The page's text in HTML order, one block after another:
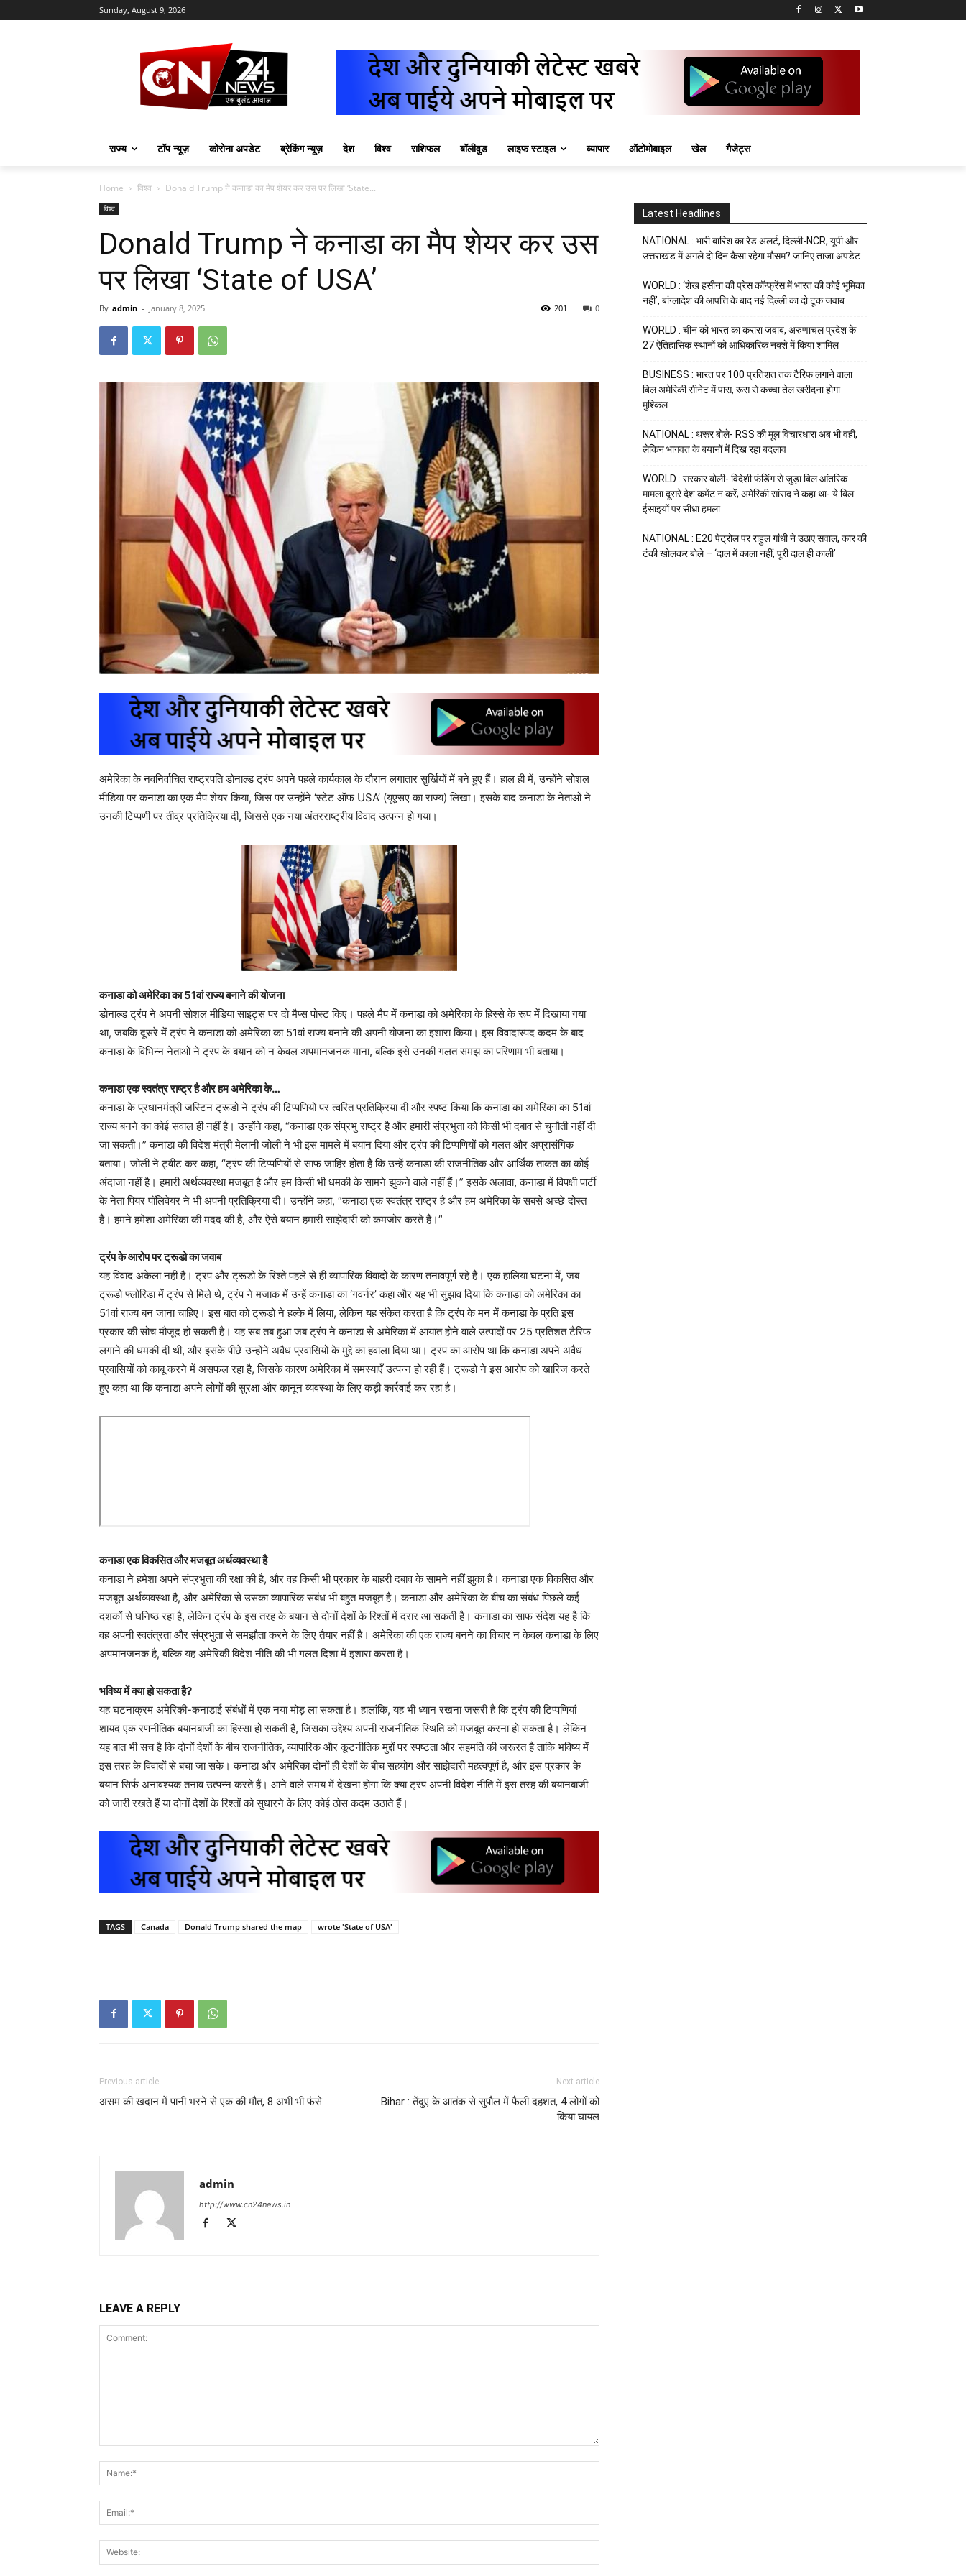
Sunday, August 9, 2026
राज्य टॉप न्यूज़ कोरोना अपडेट ब्रेकिंग न्यूज़ देश विश्व राशिफल बॉलीवुड लाइफ स्टाइल व्यापार ऑटोमोबाइल खेल गैजेट्स
Home विश्व Donald Trump ने कनाडा का मैप शेयर कर उस पर लिखा ‘State...
विश्व
Donald Trump ने कनाडा का मैप शेयर कर उस
पर लिखा ‘State of USA’
By admin - January 8, 2025 0
201
अमेरिका के नवनिर्वाचित राष्ट्रपति डोनाल्ड ट्रंप अपने पहले कार्यकाल के दौरान लगातार सुर्खियों में बने हुए हैं। हाल ही में, उन्होंने सोशल
मीडिया पर कनाडा का एक मैप शेयर किया, जिस पर उन्होंने ‘स्टेट ऑफ USA’ (यूएसए का राज्य) लिखा। इसके बाद कनाडा के नेताओं ने
उनकी टिप्पणी पर तीव्र प्रतिक्रिया दी, जिससे एक नया अंतरराष्ट्रीय विवाद उत्पन्न हो गया।
कनाडा को अमेरिका का 51वां राज्य बनाने की योजना
डोनाल्ड ट्रंप ने अपनी सोशल मीडिया साइट्स पर दो मैप्स पोस्ट किए। पहले मैप में कनाडा को अमेरिका के हिस्से के रूप में दिखाया गया
था, जबकि दूसरे में ट्रंप ने कनाडा को अमेरिका का 51वां राज्य बनाने की अपनी योजना का इशारा किया। इस विवादास्पद कदम के बाद
कनाडा के विभिन्न नेताओं ने ट्रंप के बयान को न केवल अपमानजनक माना, बल्कि इसे उनकी गलत समझ का परिणाम भी बताया।
कनाडा एक स्वतंत्र राष्ट्र है और हम अमेरिका के…
कनाडा के प्रधानमंत्री जस्टिन ट्रूडो ने ट्रंप की टिप्पणियों पर त्वरित प्रतिक्रिया दी और स्पष्ट किया कि कनाडा का अमेरिका का 51वां
राज्य बनने का कोई सवाल ही नहीं है। उन्होंने कहा, “कनाडा एक संप्रभु राष्ट्र है और हमारी संप्रभुता को किसी भी दबाव से चुनौती नहीं दी
जा सकती।” कनाडा की विदेश मंत्री मेलानी जोली ने भी इस मामले में बयान दिया और ट्रंप की टिप्पणियों को गलत और अप्रासंगिक
बताया। जोली ने ट्वीट कर कहा, “ट्रंप की टिप्पणियों से साफ जाहिर होता है कि उन्हें कनाडा की राजनीतिक और आर्थिक ताकत का कोई
अंदाजा नहीं है। हमारी अर्थव्यवस्था मजबूत है और हम किसी भी धमकी के सामने झुकने वाले नहीं हैं।” इसके अलावा, कनाडा में विपक्षी पार्टी
के नेता पियर पॉलिवेयर ने भी अपनी प्रतिक्रिया दी। उन्होंने कहा, “कनाडा एक स्वतंत्र राष्ट्र है और हम अमेरिका के सबसे अच्छे दोस्त
हैं। हमने हमेशा अमेरिका की मदद की है, और ऐसे बयान हमारी साझेदारी को कमजोर करते हैं।”
ट्रंप के आरोप पर ट्रूडो का जवाब
यह विवाद अकेला नहीं है। ट्रंप और ट्रूडो के रिश्ते पहले से ही व्यापारिक विवादों के कारण तनावपूर्ण रहे हैं। एक हालिया घटना में, जब
ट्रूडो फ्लोरिडा में ट्रंप से मिले थे, ट्रंप ने मजाक में उन्हें कनाडा का ‘गवर्नर’ कहा और यह भी सुझाव दिया कि कनाडा को अमेरिका का
51वां राज्य बन जाना चाहिए। इस बात को ट्रूडो ने हल्के में लिया, लेकिन यह संकेत करता है कि ट्रंप के मन में कनाडा के प्रति इस
प्रकार की सोच मौजूद हो सकती है। यह सब तब हुआ जब ट्रंप ने कनाडा से अमेरिका में आयात होने वाले उत्पादों पर 25 प्रतिशत टैरिफ
लगाने की धमकी दी थी, और इसके पीछे उन्होंने अवैध प्रवासियों के मुद्दे का हवाला दिया था। ट्रंप का आरोप था कि कनाडा अपने अवैध
प्रवासियों को काबू करने में असफल रहा है, जिसके कारण अमेरिका में समस्याएँ उत्पन्न हो रही हैं। ट्रूडो ने इस आरोप को खारिज करते
हुए कहा था कि कनाडा अपने लोगों की सुरक्षा और कानून व्यवस्था के लिए कड़ी कार्रवाई कर रहा है।
कनाडा एक विकसित और मजबूत अर्थव्यवस्था है
कनाडा ने हमेशा अपने संप्रभुता की रक्षा की है, और वह किसी भी प्रकार के बाहरी दबाव के सामने नहीं झुका है। कनाडा एक विकसित और
मजबूत अर्थव्यवस्था है, और अमेरिका से उसका व्यापारिक संबंध भी बहुत मजबूत है। कनाडा और अमेरिका के बीच का संबंध पिछले कई
दशकों से घनिष्ठ रहा है, लेकिन ट्रंप के इस तरह के बयान से दोनों देशों के रिश्तों में दरार आ सकती है। कनाडा का साफ संदेश यह है कि
वह अपनी स्वतंत्रता और संप्रभुता से समझौता करने के लिए तैयार नहीं है। अमेरिका की एक राज्य बनने का विचार न केवल कनाडा के लिए
अपमानजनक है, बल्कि यह अमेरिकी विदेश नीति की भी गलत दिशा में इशारा करता है।
भविष्य में क्या हो सकता है?
यह घटनाक्रम अमेरिकी-कनाडाई संबंधों में एक नया मोड़ ला सकता है। हालांकि, यह भी ध्यान रखना जरूरी है कि ट्रंप की टिप्पणियां
शायद एक रणनीतिक बयानबाजी का हिस्सा हो सकती हैं, जिसका उद्देश्य अपनी राजनीतिक स्थिति को मजबूत करना हो सकता है। लेकिन
यह बात भी सच है कि दोनों देशों के बीच राजनीतिक, व्यापारिक और कूटनीतिक मुद्दों पर स्पष्टता और सहमति की जरूरत है ताकि भविष्य में
इस तरह के विवादों से बचा जा सके। कनाडा और अमेरिका दोनों ही देशों के बीच सहयोग और साझेदारी महत्वपूर्ण है, और इस प्रकार के
बयान सिर्फ अनावश्यक तनाव उत्पन्न करते हैं। आने वाले समय में देखना होगा कि क्या ट्रंप अपनी विदेश नीति में इस तरह की बयानबाजी
को जारी रखते हैं या दोनों देशों के रिश्तों को सुधारने के लिए कोई ठोस कदम उठाते हैं।
TAGS Canada Donald Trump shared the map wrote 'State of USA'
Previous article
असम की खदान में पानी भरने से एक की मौत, 8 अभी भी फंसे
Next article
Bihar : तेंदुए के आतंक से सुपौल में फैली दहशत, 4 लोगों को
किया घायल
admin
http://www.cn24news.in
LEAVE A REPLY
Latest Headlines
NATIONAL : भारी बारिश का रेड अलर्ट, दिल्ली-NCR, यूपी और
उत्तराखंड में अगले दो दिन कैसा रहेगा मौसम? जानिए ताजा अपडेट
WORLD : ‘शेख हसीना की प्रेस कॉन्फ्रेंस में भारत की कोई भूमिका
नहीं’, बांग्लादेश की आपत्ति के बाद नई दिल्ली का दो टूक जवाब
WORLD : चीन को भारत का करारा जवाब, अरुणाचल प्रदेश के
27 ऐतिहासिक स्थानों को आधिकारिक नक्शे में किया शामिल
BUSINESS : भारत पर 100 प्रतिशत तक टैरिफ लगाने वाला
बिल अमेरिकी सीनेट में पास, रूस से कच्चा तेल खरीदना होगा
मुश्किल
NATIONAL : थरूर बोले- RSS की मूल विचारधारा अब भी वही,
लेकिन भागवत के बयानों में दिख रहा बदलाव
WORLD : सरकार बोली- विदेशी फंडिंग से जुड़ा बिल आंतरिक
मामला:दूसरे देश कमेंट न करें; अमेरिकी सांसद ने कहा था- ये बिल
ईसाइयों पर सीधा हमला
NATIONAL : E20 पेट्रोल पर राहुल गांधी ने उठाए सवाल, कार की
टंकी खोलकर बोले – ‘दाल में काला नहीं, पूरी दाल ही काली’